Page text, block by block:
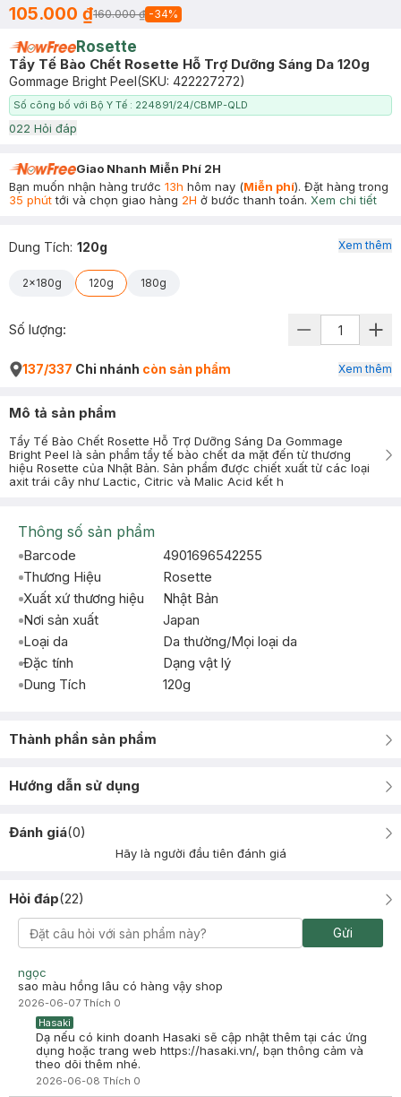
105.000 ₫160.000 ₫ -34%
Rosette
Tẩy Tế Bào Chết Rosette Hỗ Trợ Dưỡng Sáng Da 120g
Gommage Bright Peel(SKU: 422227272)
Số công bố với Bộ Y Tế : 224891/24/CBMP-QLD
022 Hỏi đáp
Giao Nhanh Miễn Phí 2H
Bạn muốn nhận hàng trước 13h hôm nay (Miễn phí). Đặt hàng trong
35 phúttới và chọn giao hàng 2H ở bước thanh toán. Xem chi tiết
Dung Tích: 120g
2x180g 120g 180g
Xem thêm
Số lượng:
137/337 Chi nhánh còn sản phẩm Xem thêm
Mô tả sản phẩm
Tẩy Tế Bào Chết Rosette Hỗ Trợ Dưỡng Sáng Da Gommage
Bright Peel là sản phẩm tẩy tế bào chết da mặt đến từ thương
hiệu Rosette của Nhật Bản. Sản phẩm được chiết xuất từ các loại
axit trái cây như Lactic, Citric và Malic Acid kết h
Thông số sản phẩm
Barcode
4901696542255
Thương Hiệu
Rosette
Xuất xứ thương hiệu
Nhật Bản
Nơi sản xuất
Japan
Loại da
Da thường/Mọi loại da
Đặc tính
Dạng vật lý
Dung Tích
120g
Thành phần sản phẩm
Hướng dẫn sử dụng
Đánh giá(0)
Hãy là người đầu tiên đánh giá
Hỏi đáp(22)
Gửi
ngọc
sao màu hồng lâu có hàng vậy shop
2026-06-07 Thích 0
Hasaki
Dạ nếu có kinh doanh Hasaki sẽ cập nhật thêm tại các ứng
dụng hoặc trang web https://hasaki.vn/, bạn thông cảm và
theo dõi thêm nhé.
2026-06-08 Thích 0